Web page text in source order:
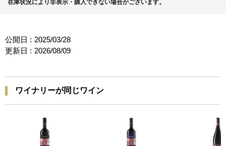
在庫状況により非表示・購入できない場合がございます。
公開日 : 2025/03/28
更新日 : 2026/08/09
ワイナリーが同じワイン